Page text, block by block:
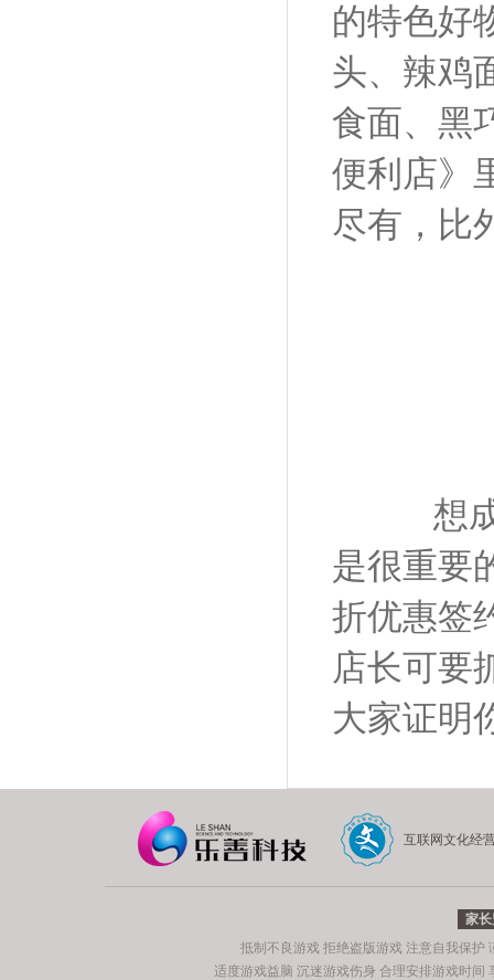
的特色好
头、辣鸡
食面、黑
便利店》
尽有，比
想成
是很重要
折优惠签
店长可要
大家证明
互联网文化经
家
抵制不良游戏 拒绝盗版游戏 注意自我保护
适度游戏益脑 沉迷游戏伤身 合理安排游戏时间